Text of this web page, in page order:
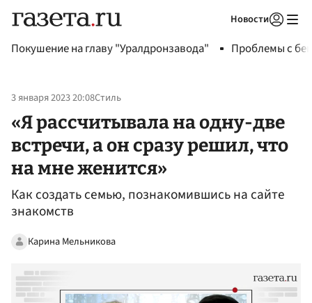
Новости
Покушение на главу "Уралдронзавода" Проблемы с
3 января 2023 20:08Стиль
«Я рассчитывала на одну-две
встречи, а он сразу решил, что
на мне женится»
Как создать семью, познакомившись на сайте
знакомств
Карина Мельникова